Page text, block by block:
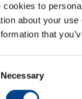
cookies to
about your
that
Necessary